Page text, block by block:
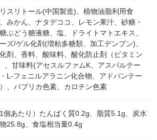
スリトール(中国製造)、植物油脂利用食
みかん、ナタデココ、レモン果汁、砂糖・
ぶどう糖液糖、塩、ドライトマトエキス、
ズ/ゲル化剤(増粘多糖類、加工デンプン)、
剤、香料、酸味料、酸化防止剤（ビタミン
、甘味料(アセスルファムK、アスパルテー
L-フェニルアラニン化合物、アドバンテー
、パプリカ色素、カロチン色素
1個あたり）たんぱく質0.2g、脂質5.1g、炭水
25.8g、食塩相当量0.4g